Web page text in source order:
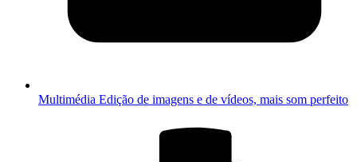
Multimédia Edição de imagens e de vídeos, mais som perfeito